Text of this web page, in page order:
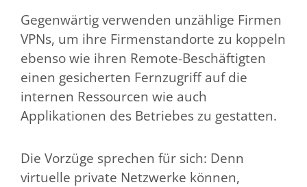
Gegenwärtig verwenden unzählige Firmen
VPNs, um ihre Firmenstandorte zu koppeln
ebenso wie ihren Remote-Beschäftigten
einen gesicherten Fernzugriff auf die
internen Ressourcen wie auch
Applikationen des Betriebes zu gestatten.
Die Vorzüge sprechen für sich: Denn
virtuelle private Netzwerke können,